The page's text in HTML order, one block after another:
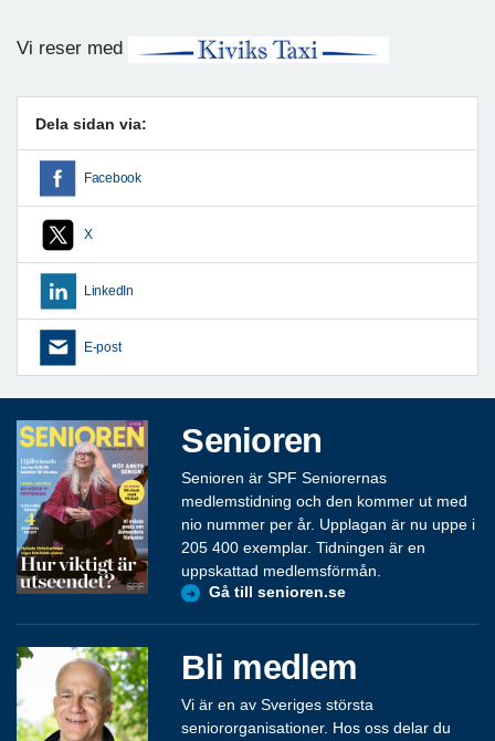
Vi reser med
Dela sidan via:
Facebook
X
LinkedIn
E-post
Senioren
Senioren är SPF Seniorernas
medlemstidning och den kommer ut med
nio nummer per år. Upplagan är nu uppe i
205 400 exemplar. Tidningen är en
uppskattad medlemsförmån.
Gå till senioren.se
Bli medlem
Vi är en av Sveriges största
seniororganisationer. Hos oss delar du